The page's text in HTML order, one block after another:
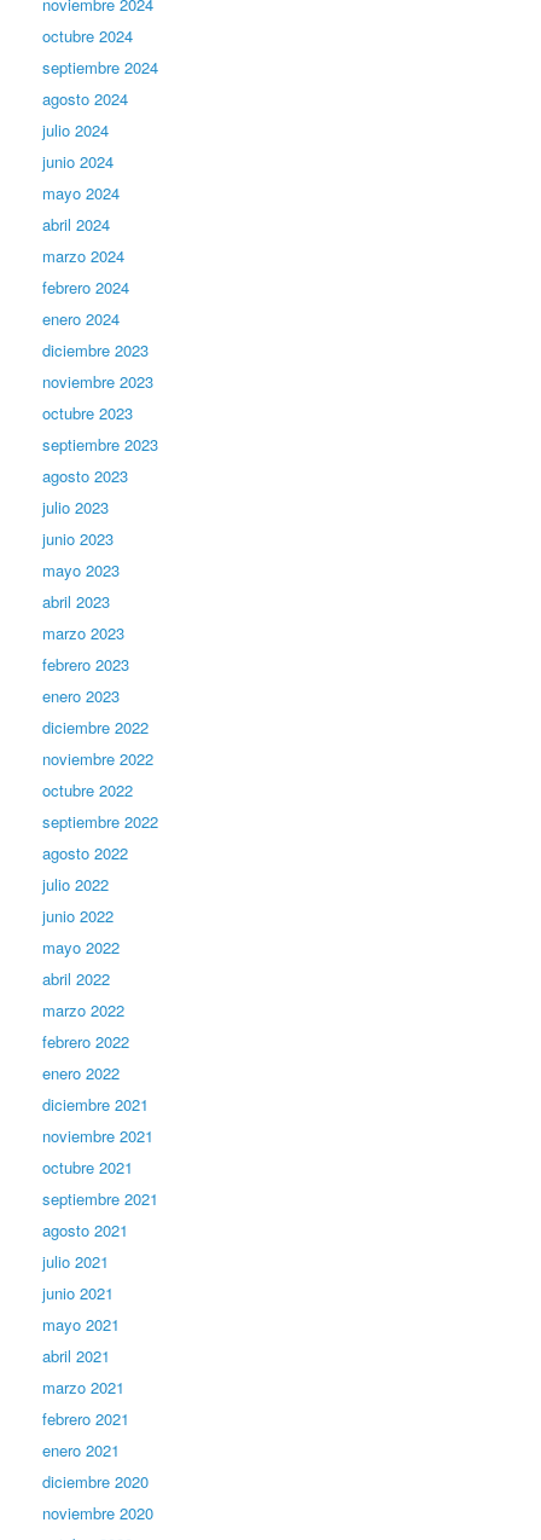
octubre 2024
septiembre 2024
agosto 2024
julio 2024
junio 2024
mayo 2024
abril 2024
marzo 2024
febrero 2024
enero 2024
diciembre 2023
noviembre 2023
octubre 2023
septiembre 2023
agosto 2023
julio 2023
junio 2023
mayo 2023
abril 2023
marzo 2023
febrero 2023
enero 2023
diciembre 2022
noviembre 2022
octubre 2022
septiembre 2022
agosto 2022
julio 2022
junio 2022
mayo 2022
abril 2022
marzo 2022
febrero 2022
enero 2022
diciembre 2021
noviembre 2021
octubre 2021
septiembre 2021
agosto 2021
julio 2021
junio 2021
mayo 2021
abril 2021
marzo 2021
febrero 2021
enero 2021
diciembre 2020
noviembre 2020